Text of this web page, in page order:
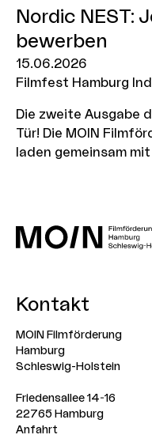
Nordic NEST:
bewerben
15.06.2026
Filmfest Hamburg
Die zweite Ausgabe
Tür! Die MOIN
laden gemeinsam
Kick-off-Event in
Kontakt
MOIN Filmförderung
Hamburg
Schleswig-Holstein
Friedensallee 14-16
22765 Hamburg
Anfahrt